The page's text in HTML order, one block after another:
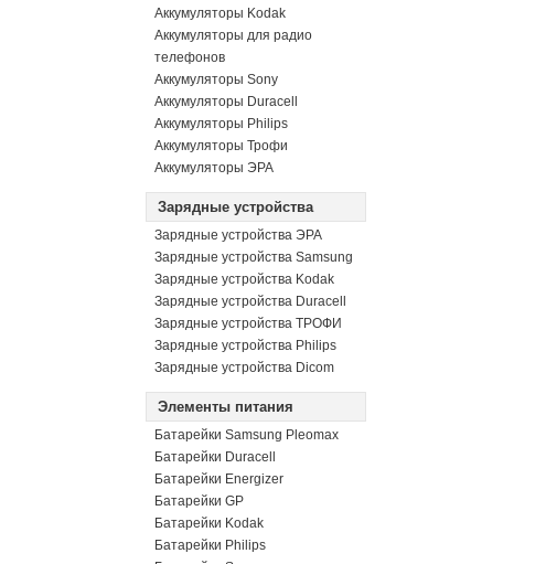
Аккумуляторы Kodak
Аккумуляторы для радио
телефонов
Аккумуляторы Sony
Аккумуляторы Duracell
Аккумуляторы Philips
Аккумуляторы Трофи
Аккумуляторы ЭРА
Зарядные устройства
Зарядные устройства ЭРА
Зарядные устройства Samsung
Зарядные устройства Kodak
Зарядные устройства Duracell
Зарядные устройства ТРОФИ
Зарядные устройства Philips
Зарядные устройства Dicom
Элементы питания
Батарейки Samsung Pleomax
Батарейки Duracell
Батарейки Energizer
Батарейки GP
Батарейки Kodak
Батарейки Philips